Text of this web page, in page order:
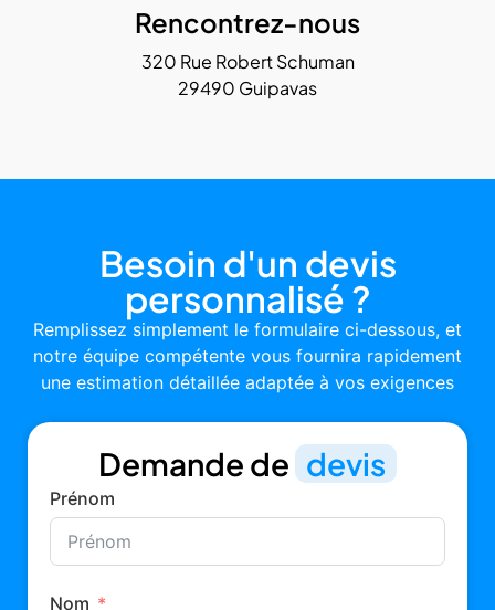
Rencontrez-nous
320 Rue Robert Schuman
29490 Guipavas
Besoin d'un devis
personnalisé ?
Remplissez simplement le formulaire ci-dessous, et
notre équipe compétente vous fournira rapidement
une estimation détaillée adaptée à vos exigences
Demande de devis
Prénom
Nom